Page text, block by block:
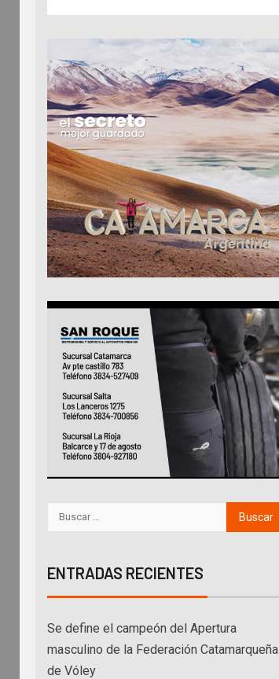
ENTRADAS RECIENTES
Se define el campeón del Apertura
masculino de la Federación Catamarqueña
de Vóley